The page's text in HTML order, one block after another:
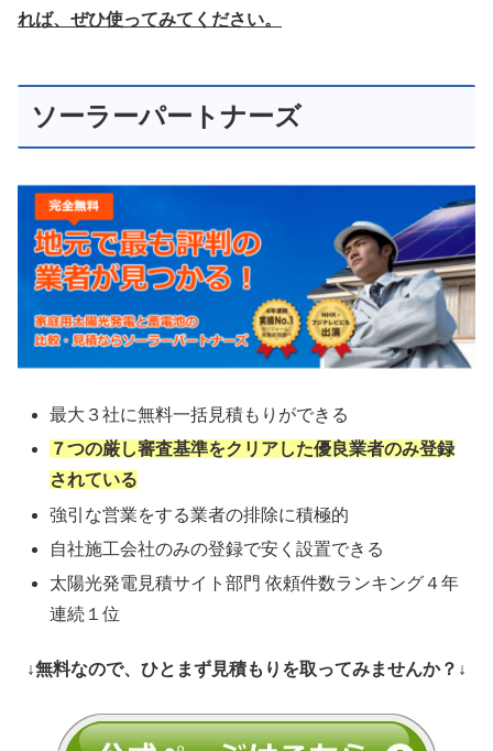
れば、ぜひ使ってみてください。
ソーラーパートナーズ
最大３社に無料一括見積もりができる
７つの厳し審査基準をクリアした優良業者のみ登録
されている
強引な営業をする業者の排除に積極的
自社施工会社のみの登録で安く設置できる
太陽光発電見積サイト部門 依頼件数ランキング４年
連続１位
↓無料なので、ひとまず見積もりを取ってみませんか？↓